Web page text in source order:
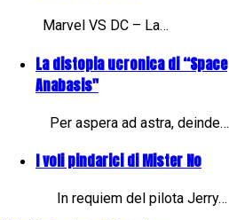
Marvel VS DC – La…
La distopia ucronica di “Space
Anabasis"
Per aspera ad astra, deinde…
I voli pindarici di Mister No
In requiem del pilota Jerry…